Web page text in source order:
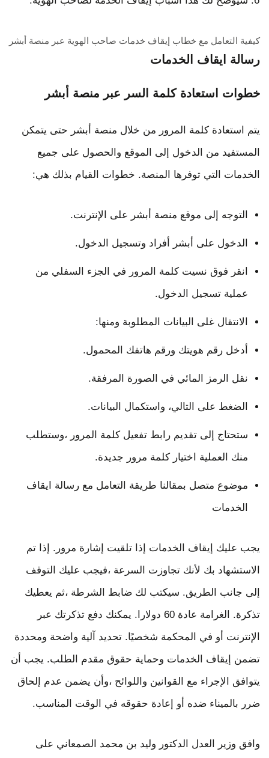
كيفية التعامل مع خطاب إيقاف خدمات صاحب الهوية عبر منصة أبشر
رسالة ايقاف الخدمات
خطوات استعادة كلمة السر عبر منصة أبشر
يتم استعادة كلمة المرور من خلال منصة أبشر حتى يتمكن
المستفيد من الدخول إلى الموقع والحصول على جميع
الخدمات التي توفرها المنصة. خطوات القيام بذلك هي:
التوجه إلى موقع منصة أبشر على الإنترنت.
الدخول على أبشر أفراد وتسجيل الدخول.
انقر فوق نسيت كلمة المرور في الجزء السفلي من
عملية تسجيل الدخول.
الانتقال غلى البيانات المطلوبة ومنها:
أدخل رقم هويتك ورقم هاتفك المحمول.
نقل الرمز المائي في الصورة المرفقة.
الضغط على التالي، واستكمال البيانات.
ستحتاج إلى تقديم رابط تفعيل كلمة المرور ،وستطلب
منك العملية اختيار كلمة مرور جديدة.
موضوع متصل بمقالنا طريقة التعامل مع رسالة ايقاف
الخدمات
يجب عليك إيقاف الخدمات إذا تلقيت إشارة مرور. إذا تم
الاستشهاد بك لأنك تجاوزت السرعة ،فيجب عليك التوقف
إلى جانب الطريق. سيكتب لك ضابط الشرطة ،ثم يعطيك
تذكرة. الغرامة عادة 60 دولارا. يمكنك دفع تذكرتك عبر
الإنترنت أو في المحكمة شخصيًا. تحديد آلية واضحة ومحددة
تضمن إيقاف الخدمات وحماية حقوق مقدم الطلب. يجب أن
يتوافق الإجراء مع القوانين واللوائح ،وأن يضمن عدم إلحاق
ضرر بالميناء ضده أو إعادة حقوقه في الوقت المناسب.
وافق وزير العدل الدكتور وليد بن محمد الصمعاني على